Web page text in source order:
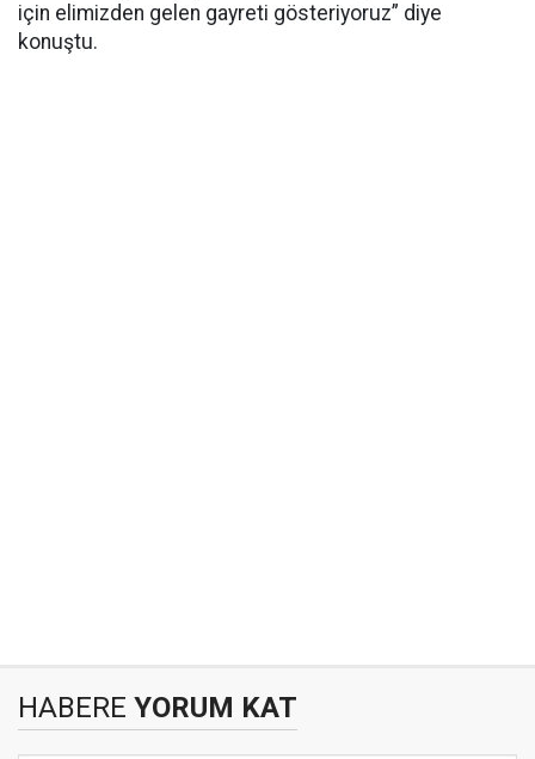
için elimizden gelen gayreti gösteriyoruz” diye
konuştu.
HABERE YORUM KAT